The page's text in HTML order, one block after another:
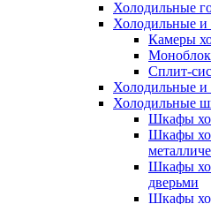
Холодильные
Холодильные и
Камеры
Сплит-
Холодильные и
Холодильные
Шкафы
Шкафы
Шкафы
дверьми
Шкафы